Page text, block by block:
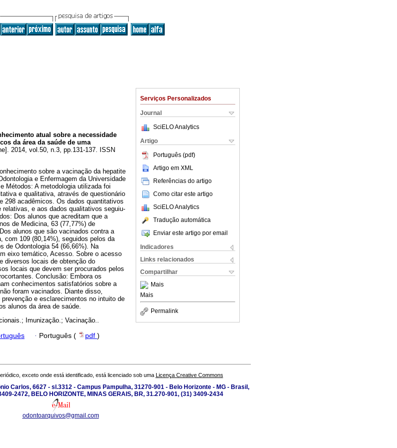
Serviços Personalizados
Journal
SciELO Analytics
Artigo
Português (pdf)
Artigo em XML
Referências do artigo
Como citar este artigo
SciELO Analytics
Tradução automática
Enviar este artigo por email
Indicadores
Links relacionados
Compartilhar
Mais
Mais
Permalink
atual sobre a necessidade
da área da saúde de uma
2014, vol.50, n.3, pp.131-137. ISSN
sobre a vacinação da hepatite
e Enfermagem da Universidade
Métodos: A metodologia utilizada foi
e qualitativa, através de questionário
298 acadêmicos. Os dados quantitativos
e aos dados qualitativos seguiu-
Dos alunos que acreditam que a
de Medicina, 63 (77,77%) de
alunos que são vacinados contra a
com 109 (80,14%), seguidos pelos da
de Odontologia 54 (66,66%). Na
eixo temático, Acesso. Sobre o acesso
diversos locais de obtenção do
locais que devem ser procurados pelos
Conclusão: Embora os
conhecimentos satisfatórios sobre a
foram vacinados. Diante disso,
e esclarecimentos no intuito de
alunos da área de saúde.
Imunização.; Vacinação..
· Português ( pdf )
exceto onde está identificado, está licenciado sob uma Licença Creative Commons
Carlos, 6627 - sl.3312 - Campus Pampulha, 31270-901 - Belo Horizonte - MG - Brasil,
2472, BELO HORIZONTE, MINAS GERAIS, BR, 31.270-901, (31) 3409-2434
odontoarquivos@gmail.com